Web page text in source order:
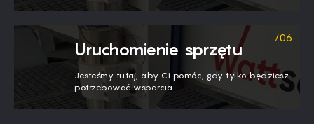
Uruchomienie sprzętu
Jesteśmy tutaj, aby Ci pomóc, gdy tylko będziesz
potrzebować wsparcia.